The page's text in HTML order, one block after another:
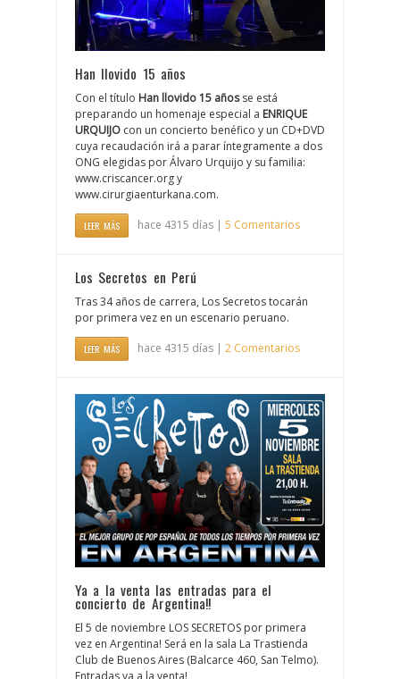
Han llovido 15 años
Con el título Han llovido 15 añosse está
preparando un homenaje especial a ENRIQUE
URQUIJO con un concierto benéfico y un CD+DVD
cuya recaudación irá a parar íntegramente a dos
ONG elegidas por Álvaro Urquijo y su familia:
www.criscancer.org y
www.cirurgiaenturkana.com.
LEER MÁS hace 4315 días |5 Comentarios
Los Secretos en Perú
Tras 34 años de carrera, Los Secretos tocarán
por primera vez en un escenario peruano.
LEER MÁS hace 4315 días |2 Comentarios
Ya a la venta las entradas para el
concierto de Argentina!!
El 5 de noviembre LOS SECRETOS por primera
vez en Argentina! Será en la sala La Trastienda
Club de Buenos Aires (Balcarce 460, San Telmo).